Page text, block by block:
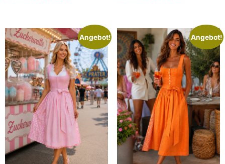
Angebot! Angebot!